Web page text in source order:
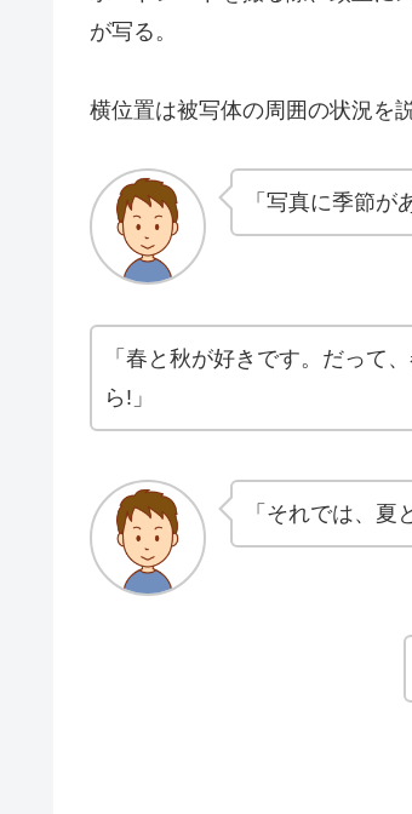
が写る。
横位置は被写体の周囲の状況を
「写真に季節が
「春と秋が好きです。だって
ら!」
「それでは、夏